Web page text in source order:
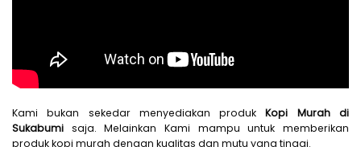
Kami bukan sekedar menyediakan produkKopi Murah di
Sukabumi saja. Melainkan Kami mampu untuk memberikan
produk kopi murah dengan kualitas dan mutu yang tinggi.